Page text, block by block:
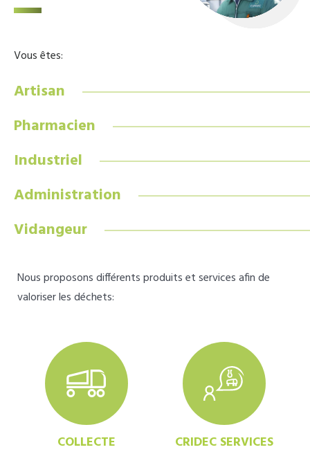
Vous êtes:
Artisan
Pharmacien
Industriel
Administration
Vidangeur
Nous proposons différents produits et services afin de
valoriser les déchets:
COLLECTE CRIDEC SERVICES